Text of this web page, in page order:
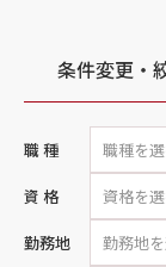
条件変更・
職 種
資 格
勤務地